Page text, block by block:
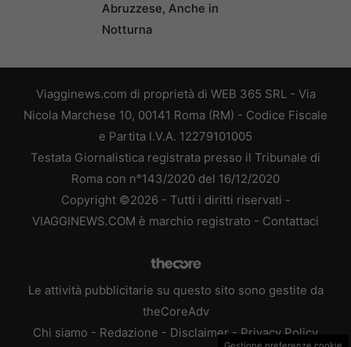
Abruzzese, Anche in
Notturna
Viagginews.com di proprietà di WEB 365 SRL - Via
Nicola Marchese 10, 00141 Roma (RM) - Codice Fiscale
e Partita I.V.A. 12279101005
Testata Giornalistica registrata presso il Tribunale di
Roma con n°143/2020 del 16/12/2020
Copyright ©2026 - Tutti i diritti riservati -
VIAGGINEWS.COM è marchio registrato - Contattaci
Le attività pubblicitarie su questo sito sono gestite da
theCoreAdv
Chi siamo - Redazione - Disclaimer - Privacy Policy